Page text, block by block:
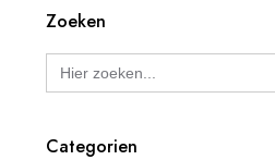
Zoeken
Zoek
naar:
Categorien